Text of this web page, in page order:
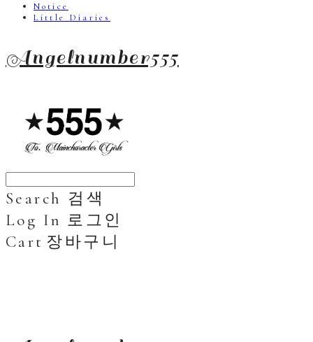
Notice
Little Diaries
Angelnumber555
Search 검색
Log In 로그인
Cart 장바구니